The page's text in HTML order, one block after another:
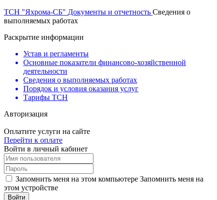
ТСН "Яхрома-СБ" Документы и отчетность Сведения о
выполняемых работах
Раскрытие информации
Устав и регламенты
Основные показатели финансово-хозяйственной
деятельности
Сведения о выполняемых работах
Порядок и условия оказания услуг
Тарифы ТСН
Авторизация
Оплатите услуги на сайте
Перейти к оплате
Войти в личный кабинет
Запомнить меня на этом компьютере Запомнить меня на
этом устройстве